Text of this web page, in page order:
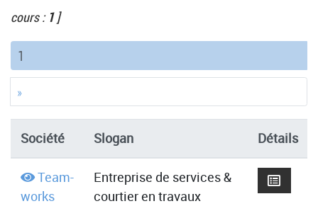
cours : 1]
1
»
Société Slogan Détails
Team-
works
Entreprise de services &
courtier en travaux